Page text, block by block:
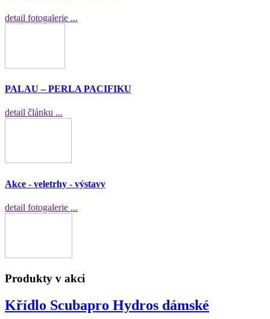
detail fotogalerie ...
PALAU – PERLA PACIFIKU
detail článku ...
Akce - veletrhy - výstavy
detail fotogalerie ...
Produkty v akci
Křídlo Scubapro Hydros dámské